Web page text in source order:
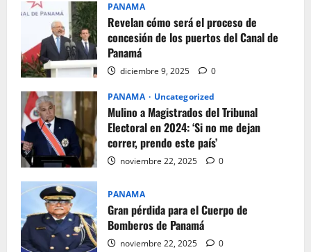
PANAMA
Revelan cómo será el proceso de
concesión de los puertos del Canal de
Panamá
diciembre 9, 2025 0
PANAMA Uncategorized
Mulino a Magistrados del Tribunal
Electoral en 2024: ‘Si no me dejan
correr, prendo este país’
noviembre 22, 2025 0
PANAMA
Gran pérdida para el Cuerpo de
Bomberos de Panamá
noviembre 22, 2025 0